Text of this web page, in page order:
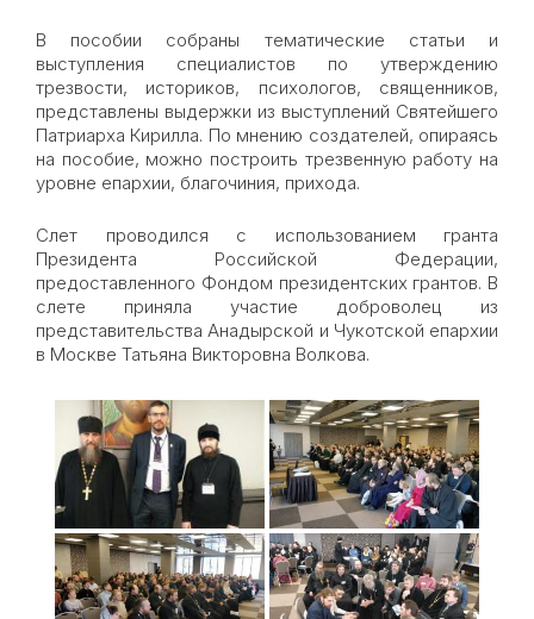
В пособии собраны тематические статьи и
выступления специалистов по утверждению
трезвости, историков, психологов, священников,
представлены выдержки из выступлений Святейшего
Патриарха Кирилла. По мнению создателей, опираясь
на пособие, можно построить трезвенную работу на
уровне епархии, благочиния, прихода.
Слет проводился с использованием гранта
Президента Российской Федерации,
предоставленного Фондом президентских грантов. В
слете приняла участие доброволец из
представительства Анадырской и Чукотской епархии
в Москве Татьяна Викторовна Волкова.